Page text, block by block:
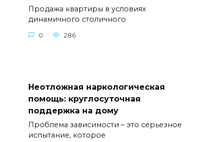
Продажа квартиры в условиях
динамичного столичного
0 286
Неотложная наркологическая
помощь: круглосуточная
поддержка на дому
Проблема зависимости – это серьезное
испытание, которое